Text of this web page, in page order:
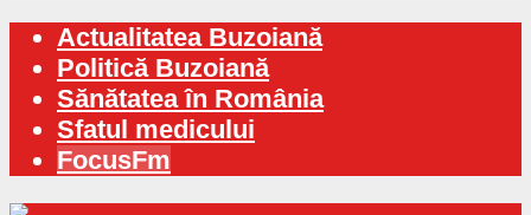
Actualitatea Buzoiană
Politică Buzoiană
Sănătatea în România
Sfatul medicului
FocusFm